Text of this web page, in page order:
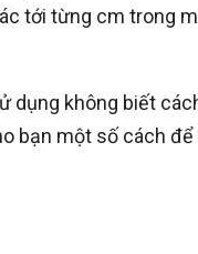
tới từng cm trong
không biết
bạn một số cách